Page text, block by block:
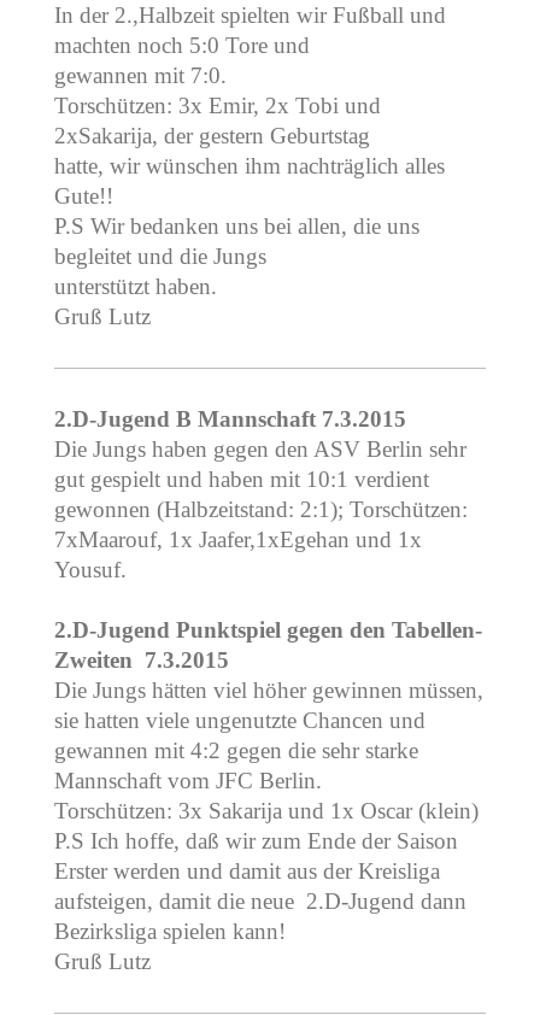
In der 2.,Halbzeit spielten wir Fußball und
machten noch 5:0 Tore und
gewannen mit 7:0.
Torschützen: 3x Emir, 2x Tobi und
2xSakarija, der gestern Geburtstag
hatte, wir wünschen ihm nachträglich alles
Gute!!
P.S Wir bedanken uns bei allen, die uns
begleitet und die Jungs
unterstützt haben.
Gruß Lutz
2.D-Jugend B Mannschaft 7.3.2015
Die Jungs haben gegen den ASV Berlin sehr
gut gespielt und haben mit 10:1 verdient
gewonnen (Halbzeitstand: 2:1); Torschützen:
7xMaarouf, 1x Jaafer,1xEgehan und 1x
Yousuf.
2.D-Jugend Punktspiel gegen den Tabellen-
Zweiten 7.3.2015
Die Jungs hätten viel höher gewinnen müssen,
sie hatten viele ungenutzte Chancen und
gewannen mit 4:2 gegen die sehr starke
Mannschaft vom JFC Berlin.
Torschützen: 3x Sakarija und 1x Oscar (klein)
P.S Ich hoffe, daß wir zum Ende der Saison
Erster werden und damit aus der Kreisliga
aufsteigen, damit die neue 2.D-Jugend dann
Bezirksliga spielen kann!
Gruß Lutz